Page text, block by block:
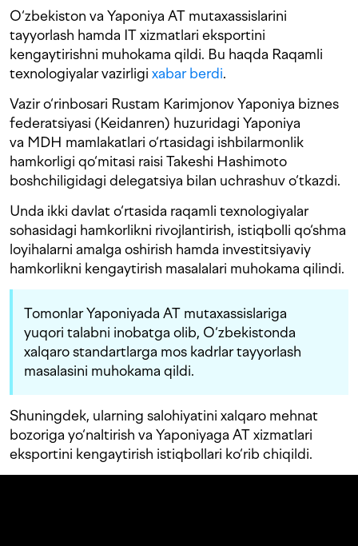
O‘zbekiston va Yaponiya AT mutaxassislarini
tayyorlash hamda IT xizmatlari eksportini
kengaytirishni muhokama qildi. Bu haqda Raqamli
texnologiyalar vazirligi xabar berdi.
Vazir o‘rinbosari Rustam Karimjonov Yaponiya biznes
federatsiyasi (Keidanren) huzuridagi Yaponiya
va MDH mamlakatlari o‘rtasidagi ishbilarmonlik
hamkorligi qo‘mitasi raisi Takeshi Hashimoto
boshchiligidagi delegatsiya bilan uchrashuv o‘tkazdi.
Unda ikki davlat o‘rtasida raqamli texnologiyalar
sohasidagi hamkorlikni rivojlantirish, istiqbolli qo‘shma
loyihalarni amalga oshirish hamda investitsiyaviy
hamkorlikni kengaytirish masalalari muhokama qilindi.
Tomonlar Yaponiyada AT mutaxassislariga
yuqori talabni inobatga olib, O‘zbekistonda
xalqaro standartlarga mos kadrlar tayyorlash
masalasini muhokama qildi.
Shuningdek, ularning salohiyatini xalqaro mehnat
bozoriga yo‘naltirish va Yaponiyaga AT xizmatlari
eksportini kengaytirish istiqbollari ko‘rib chiqildi.